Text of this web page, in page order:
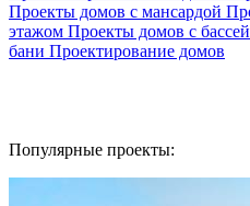
Проекты домов с мансардой
этажом Проекты домов с
бани Проектирование домов
Популярные проекты: